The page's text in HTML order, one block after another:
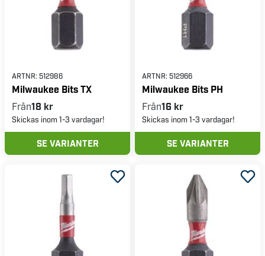
ARTNR: 512986
Milwaukee Bits TX
Från18 kr
Skickas inom 1-3 vardagar!
SE VARIANTER
ARTNR: 512966
Milwaukee Bits PH
Från16 kr
Skickas inom 1-3 vardagar!
SE VARIANTER